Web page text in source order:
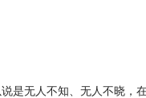
是无人不知、无人不晓